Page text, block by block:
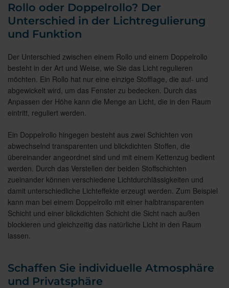
Rollo oder Doppelrollo? Der
Unterschied in der Lichtregulierung
und Funktion
Der Unterschied zwischen einem Rollo und einem Doppelrollo
besteht in der Art und Weise, wie Sie das Licht regulieren
möchten. Ein Rollo hat nur eine einzige Stofflage, die auf- und
abgewickelt wird, um das Fenster zu bedecken. Durch das
Anpassen der Höhe kann die Menge an Licht, die in den Raum
eintritt, reguliert werden.
Ein Doppelrollo hingegen besteht aus zwei Schichten von
abwechselnd transparenten und blickdichten Stoffen, die
übereinander angeordnet sind und mit einem Kettenzug bedient
werden. Durch das Verstellen der beiden Stoffschichten
zueinander können verschiedene Lichtdurchlässigkeiten und
damit unterschiedliche Lichteffekte erzeugt werden. Zum Beispiel
kann man bei einem Doppelrollo mit einer halbtransparenten
Schicht und einer blickdichten Schicht die Sicht nach außen
blockieren und gleichzeitig das natürliche Licht in den Raum
lassen.
Schaffen Sie individuelle Atmosphäre
und Privatsphäre